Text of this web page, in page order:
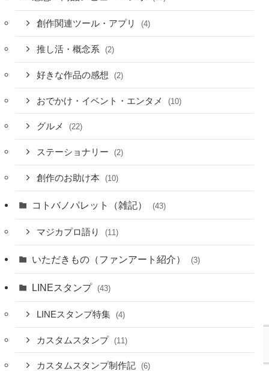
創作関連ツール・アプリ (4)
推し活・概念系 (2)
好きな作品の感想 (2)
おでかけ・イベント・エンタメ (10)
グルメ (22)
ステーショナリー (2)
創作のお助け本 (10)
コトバノパレット（雑記） (43)
マジカプロ語り (11)
いただきもの（ファンアート紹介） (3)
LINEスタンプ (43)
LINEスタンプ特集 (4)
カスタムスタンプ (11)
カスタムスタンプ制作記 (6)